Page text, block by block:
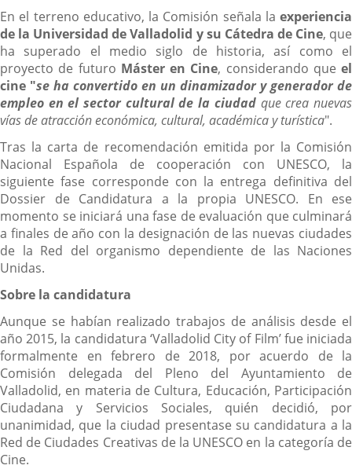
En el terreno educativo, la Comisión señala la experiencia
de la Universidad de Valladolid y su Cátedra de Cine, que
ha superado el medio siglo de historia, así como el
proyecto de futuro Máster en Cine, considerando que el
cine "se ha convertido en un dinamizador y generador de
empleo en el sector cultural de la ciudadque crea nuevas
vías de atracción económica, cultural, académica y turística".
Tras la carta de recomendación emitida por la Comisión
Nacional Española de cooperación con UNESCO, la
siguiente fase corresponde con la entrega definitiva del
Dossier de Candidatura a la propia UNESCO. En ese
momento se iniciará una fase de evaluación que culminará
a finales de año con la designación de las nuevas ciudades
de la Red del organismo dependiente de las Naciones
Unidas.
Sobre la candidatura
Aunque se habían realizado trabajos de análisis desde el
año 2015, la candidatura ‘Valladolid City of Film’ fue iniciada
formalmente en febrero de 2018, por acuerdo de la
Comisión delegada del Pleno del Ayuntamiento de
Valladolid, en materia de Cultura, Educación, Participación
Ciudadana y Servicios Sociales, quién decidió, por
unanimidad, que la ciudad presentase su candidatura a la
Red de Ciudades Creativas de la UNESCO en la categoría de
Cine.